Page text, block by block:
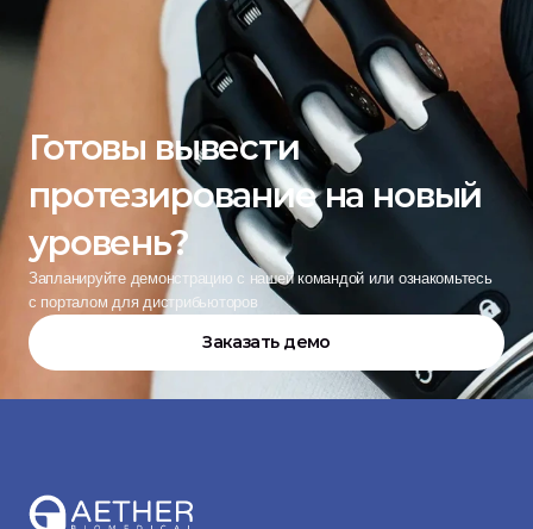
Готовы вывести
протезирование на новый
уровень?
Запланируйте демонстрацию с нашей командой или ознакомьтесь
с порталом для дистрибьюторов
Заказать демо